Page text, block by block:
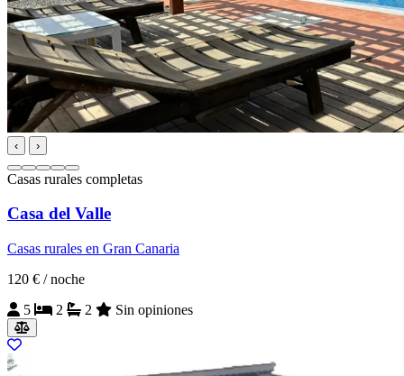
‹ ›
Casas rurales completas
Casa del Valle
Casas rurales en Gran Canaria
120 € / noche
5
2 2 Sin opiniones